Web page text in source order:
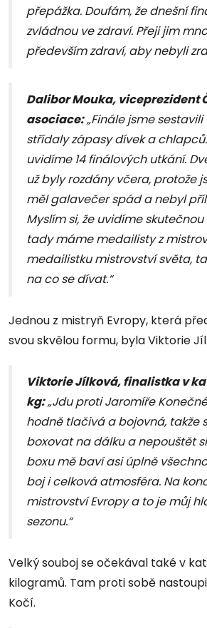
přepážka. Doufám, že dnešní
zvládnou ve zdraví. Přeji jim
především zdraví, aby nebyli
Dalibor Mouka, viceprezident
asociace:„Finále jsme sestavili
střídaly zápasy dívek a
uvidíme 14 finálových utkání.
už byly rozdány včera, protože
měl galavečer spád a nebyl
Myslím si, že uvidíme
tady máme medailisty z
medailistku mistrovství světa,
na co se dívat.“
Jednou z mistryň Evropy, která
svou skvělou formu, byla Viktorie
Viktorie Jílková, finalistka v
kg:„Jdu proti Jaromíře
hodně tlačivá a bojovná, takže
boxovat na dálku a nepouštět
boxu mě baví asi úplně
boj i celková atmosféra. Na
mistrovství Evropy a to je můj
sezonu.“
Velký souboj se očekával také v
kilogramů. Tam proti sobě
Kočí.